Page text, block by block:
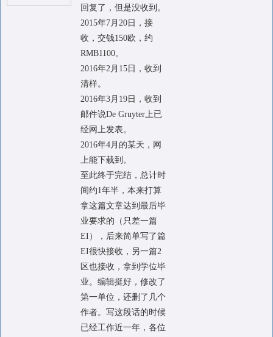
回复了，但是没收到。
2015年7月20日，接
收，交钱150欧，约
RMB1100。
2016年2月15日，收到
清样。
2016年3月19日，收到
邮件说De Gruyter上已
经网上发表。
2016年4月的某天，网
上能下载到。
至此终于完结，总计时
间约1年半，本来打算
拿这篇文章达到最后毕
业要求的（只差一篇
EI），后来简单写了篇
EI很快接收，另一篇2
区也接收，拿到学位毕
业。编辑挺好，修改了
第一单位，还删了几个
作者。写这段话的时候
已经工作近一年，各位